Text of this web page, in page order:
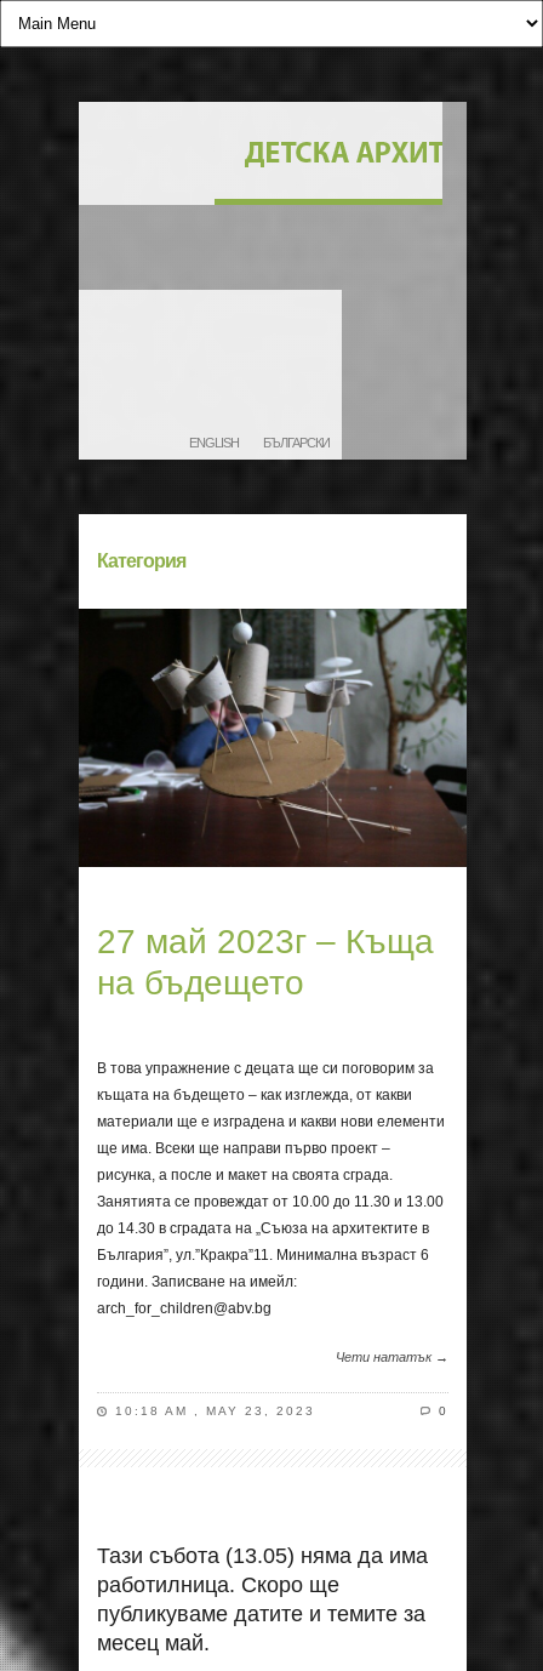
ENGLISH БЪЛГАРСКИ
Категория
27 май 2023г – Къща
на бъдещето
В това упражнение с децата ще си поговорим за
къщата на бъдещето – как изглежда, от какви
материали ще е изградена и какви нови елементи
ще има. Всеки ще направи първо проект –
рисунка, а после и макет на своята сграда.
Занятията се провеждат от 10.00 до 11.30 и 13.00
до 14.30 в сградата на „Съюза на архитектите в
България”, ул.”Кракра”11. Минимална възраст 6
години. Записване на имейл:
arch_for_children@abv.bg
Чети нататък →
10:18 AM , MAY 23, 2023 0
Тази събота (13.05) няма да има
работилница. Скоро ще
публикуваме датите и темите за
месец май.